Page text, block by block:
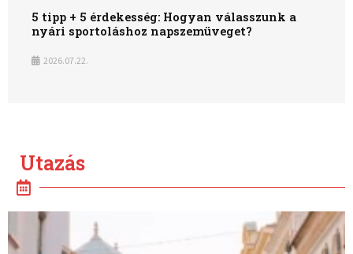
5 tipp + 5 érdekesség: Hogyan válasszunk a
nyári sportoláshoz napszemüveget?